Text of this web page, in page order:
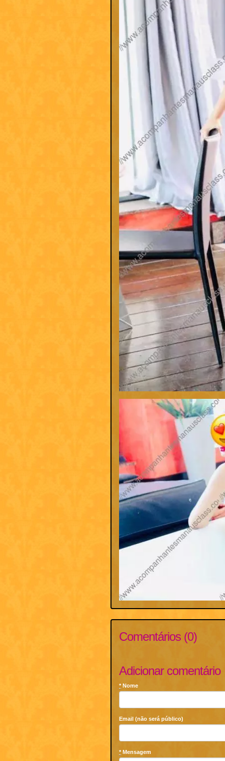
Comentários (0)
Adicionar comentário
*Nome
Email (não será público)
* Mensagem